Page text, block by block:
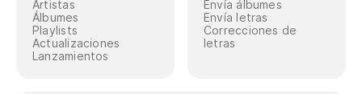
Artistas
Álbumes
Playlists
Actualizaciones
Lanzamientos
Envía álbumes
Envía letras
Correcciones de
letras